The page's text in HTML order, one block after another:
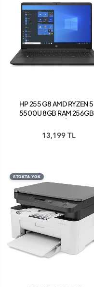
HP 255 G8 AMD RYZEN 5
5500U 8GB RAM 256GB
13,199 TL
STOKTA YOK